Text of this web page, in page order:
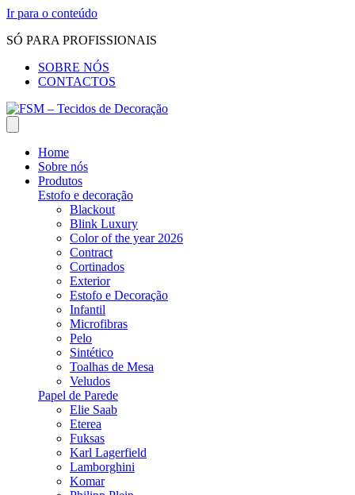
Ir para o conteúdo
SÓ PARA PROFISSIONAIS
SOBRE NÓS
CONTACTOS
Home
Sobre nós
Produtos
Estofo e decoração
Blackout
Blink Luxury
Color of the year 2026
Contract
Cortinados
Exterior
Estofo e Decoração
Infantil
Microfibras
Pelo
Sintético
Toalhas de Mesa
Veludos
Papel de Parede
Elie Saab
Eterea
Fuksas
Karl Lagerfield
Lamborghini
Komar